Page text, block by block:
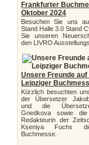
Frankfurter
Oktober 2024
Besuchen Sie uns
Stand Halle 3.0 Stand
Sie unseren
den LIVRO
Unsere Freunde auf
Leipziger
Kürzlich besuchten
der Übersetzer
und die
Gnedkova sowie
Redakteurin der
Kseniya Fuchs
Buchmesse.